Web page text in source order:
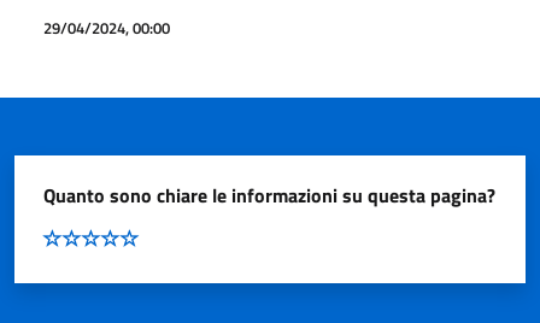
29/04/2024, 00:00
Quanto sono chiare le informazioni su questa pagina?